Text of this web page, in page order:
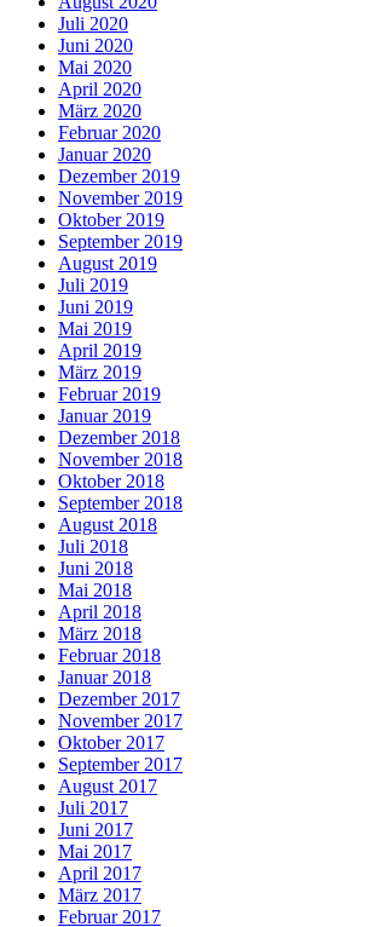
Juli 2020
Juni 2020
Mai 2020
April 2020
März 2020
Februar 2020
Januar 2020
Dezember 2019
November 2019
Oktober 2019
September 2019
August 2019
Juli 2019
Juni 2019
Mai 2019
April 2019
März 2019
Februar 2019
Januar 2019
Dezember 2018
November 2018
Oktober 2018
September 2018
August 2018
Juli 2018
Juni 2018
Mai 2018
April 2018
März 2018
Februar 2018
Januar 2018
Dezember 2017
November 2017
Oktober 2017
September 2017
August 2017
Juli 2017
Juni 2017
Mai 2017
April 2017
März 2017
Februar 2017